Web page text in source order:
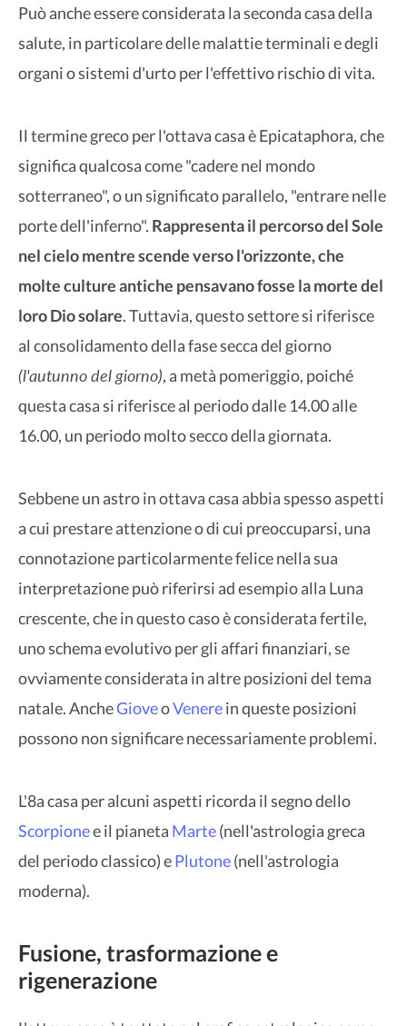
Può anche essere considerata la seconda casa della
salute, in particolare delle malattie terminali e degli
organi o sistemi d'urto per l'effettivo rischio di vita.
Il termine greco per l'ottava casa è Epicataphora, che
significa qualcosa come "cadere nel mondo
sotterraneo", o un significato parallelo, "entrare nelle
porte dell'inferno". Rappresenta il percorso del Sole
nel cielo mentre scende verso l'orizzonte, che
molte culture antiche pensavano fosse la morte del
loro Dio solare. Tuttavia, questo settore si riferisce
al consolidamento della fase secca del giorno
(l'autunno del giorno), a metà pomeriggio, poiché
questa casa si riferisce al periodo dalle 14.00 alle
16.00, un periodo molto secco della giornata.
Sebbene un astro in ottava casa abbia spesso aspetti
a cui prestare attenzione o di cui preoccuparsi, una
connotazione particolarmente felice nella sua
interpretazione può riferirsi ad esempio alla Luna
crescente, che in questo caso è considerata fertile,
uno schema evolutivo per gli affari finanziari, se
ovviamente considerata in altre posizioni del tema
natale. AncheGioveoVenerein queste posizioni
possono non significare necessariamente problemi.
L'8a casa per alcuni aspetti ricorda il segno dello
Scorpionee il pianeta Marte(nell'astrologia greca
del periodo classico) ePlutone(nell'astrologia
moderna).
Fusione, trasformazione e
rigenerazione